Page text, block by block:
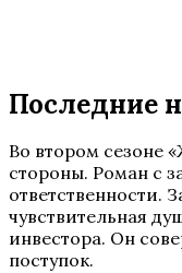
Последние
Во втором сезоне
стороны. Роман с
ответственности.
чувствительная
инвестора. Он
поступок.